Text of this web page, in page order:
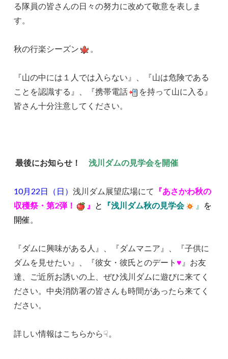
る隊員の皆さんの日々の努力に改めて敬意を表しま
す。
秋の行楽シーズン 。
『山の中には１人では入らない』、『山は危険である
ことを認識する』、『携帯電話
を持って山に入る』
皆さん十分注意してください。
最後にお知らせ！浅川ダムの見学会を開催
10月22日（日）浅川ダム展望広場にて 『あさかわ秋の
収穫祭・第2弾！
』 と 『浅川ダム秋の見学会 』 を
開催 。
『ダムに興味がある人』、『ダムマニア』、『子供に
ダムを見せたい』、『彼女・彼氏とのデート♥ 』お友
達、ご近所お誘いの上、ぜひ浅川ダムに遊びに来てく
ださい。中央消防署の皆さんも時間があったら来てく
ださい。
詳しい情報はこちらから☟。